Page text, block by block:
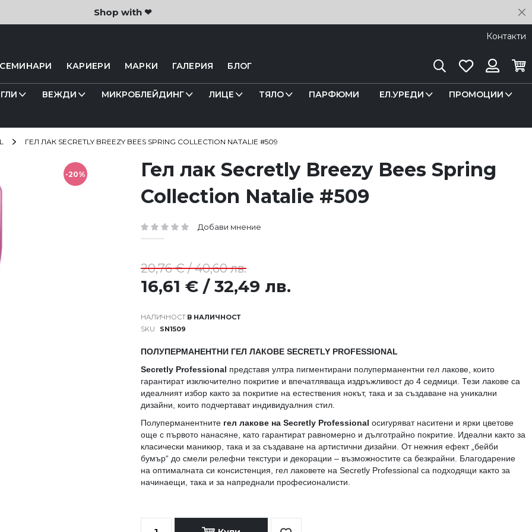
Shop with ❤
Контакти
КАРИЕРИ МАРКИ ГАЛЕРИЯ БЛОГ
ТърсенеЛюбими
ВЕЖДИ МИКРОБЛЕЙДИНГ ЛИЦЕ ТЯЛО ПАРФЮМИ ЕЛ.УРЕДИ ПРОМОЦИИ
ГЕЛ ЛАК SECRETLY BREEZY BEES SPRING COLLECTION NATALIE #509
Гел лак Secretly Breezy Bees Spring
Collection Natalie #509
рейтинг: Добави мнение
В НАЛИЧНОСТ
SKU
SN1509
ПОЛУПЕРМАНЕНТНИ ГЕЛ ЛАКОВЕ SECRETLY PROFESSIONAL
Secretly Professional представя ултра пигментирани полуперманентни гел лакове, които
гарантират изключително покритие и впечатляваща издръжливост до 4 седмици. Тези лакове са
идеалният избор както за покритие на естествения нокът, така и за създаване на уникални
дизайни, които подчертават индивидуалния стил.
Полуперманентните гел лакове на Secretly Professional осигуряват наситени и ярки цветове
още с първото нанасяне, като гарантират равномерно и дълготрайно покритие. Идеални както за
класически маникюр, така и за създаване на артистични дизайни. От нежния ефект „бейби
бумър“ до смели релефни текстури и декорации – възможностите са безкрайни. Благодарение
на оптималната си консистенция, гел лаковете на Secretly Professional са подходящи както за
начинаещи, така и за напреднали професионалисти.
16,61 € / 32,49 лв.
20,76 € / 40,60 лв.
-20%